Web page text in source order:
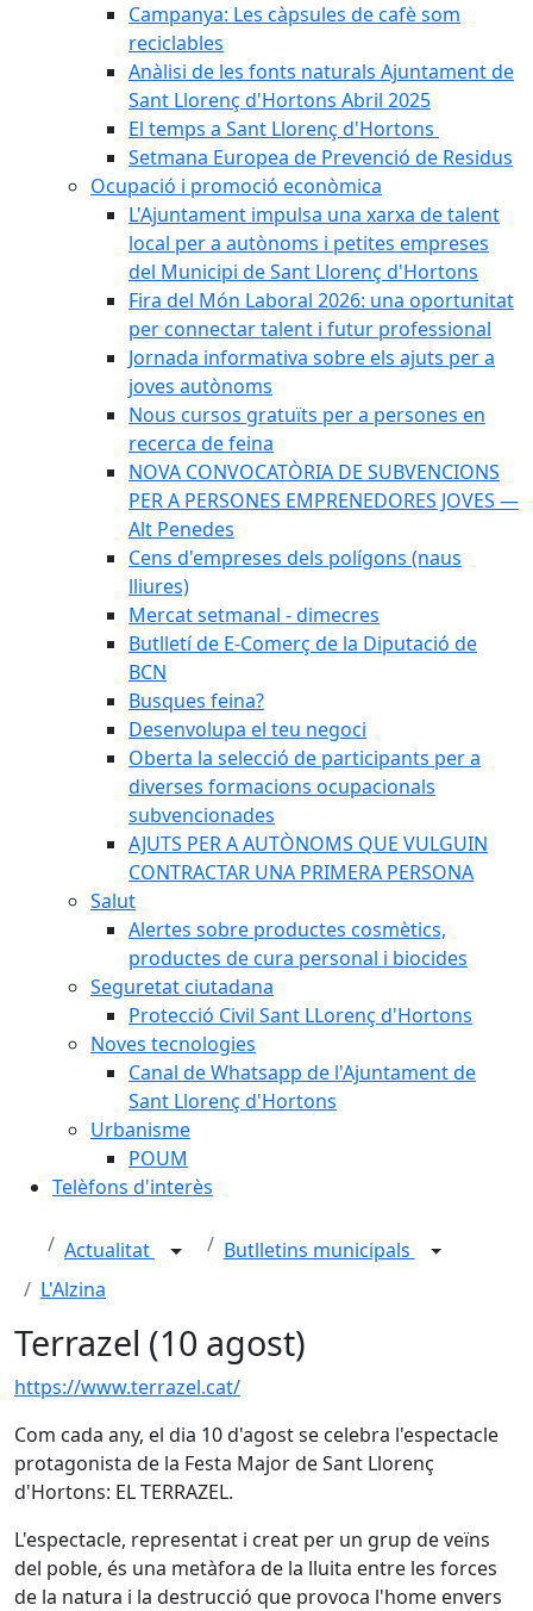
Campanya: Les càpsules de cafè som
reciclables
Anàlisi de les fonts naturals Ajuntament de
Sant Llorenç d'Hortons Abril 2025
El temps a Sant Llorenç d'Hortons
Setmana Europea de Prevenció de Residus
Ocupació i promoció econòmica
L'Ajuntament impulsa una xarxa de talent
local per a autònoms i petites empreses
del Municipi de Sant Llorenç d'Hortons
Fira del Món Laboral 2026: una oportunitat
per connectar talent i futur professional
Jornada informativa sobre els ajuts per a
joves autònoms
Nous cursos gratuïts per a persones en
recerca de feina
NOVA CONVOCATÒRIA DE SUBVENCIONS
PER A PERSONES EMPRENEDORES JOVES —
Alt Penedes
Cens d'empreses dels polígons (naus
lliures)
Mercat setmanal - dimecres
Butlletí de E-Comerç de la Diputació de
BCN
Busques feina?
Desenvolupa el teu negoci
Oberta la selecció de participants per a
diverses formacions ocupacionals
subvencionades
AJUTS PER A AUTÒNOMS QUE VULGUIN
CONTRACTAR UNA PRIMERA PERSONA
Salut
Alertes sobre productes cosmètics,
productes de cura personal i biocides
Seguretat ciutadana
Protecció Civil Sant LLorenç d'Hortons
Noves tecnologies
Canal de Whatsapp de l'Ajuntament de
Sant Llorenç d'Hortons
Urbanisme
POUM
Telèfons d'interès
Actualitat
Butlletins municipals
L'Alzina
Terrazel (10 agost)
https://www.terrazel.cat/
Com cada any, el dia 10 d'agost se celebra l'espectacle
protagonista de la Festa Major de Sant Llorenç
d'Hortons: EL TERRAZEL.
L'espectacle, representat i creat per un grup de veïns
del poble, és una metàfora de la lluita entre les forces
de la natura i la destrucció que provoca l'home envers